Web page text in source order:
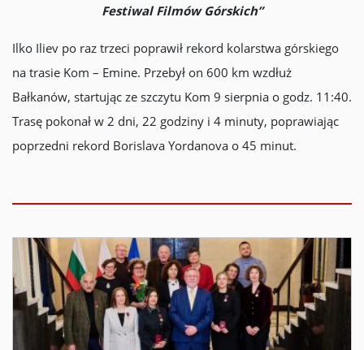
Festiwal Filmów Górskich”
Ilko Iliev po raz trzeci poprawił rekord kolarstwa górskiego
na trasie Kom – Emine. Przebył on 600 km wzdłuż
Bałkanów, startując ze szczytu Kom 9 sierpnia o godz. 11:40.
Trasę pokonał w 2 dni, 22 godziny i 4 minuty, poprawiając
poprzedni rekord Borislava Yordanova o 45 minut.